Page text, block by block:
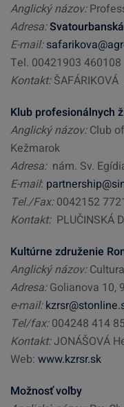
Anglický názov:
Adresa:
E-mail:
Tel. 00421903 460108
Kontakt:
Klub profesionálnych
Anglický názov:Club
Kežmarok
Adresa:nám. Sv.
E-mail:
Tel./Fax:0042152
Kontakt:PLUČINSKÁ
Kultúrne združenie
Anglický názov:
Adresa:Golianova 10,
e-mail:
Tel/fax:004248 414
Kontakt:JONÁŠOVÁ
Web: www.kzrsr.sk
Možnosť voľby